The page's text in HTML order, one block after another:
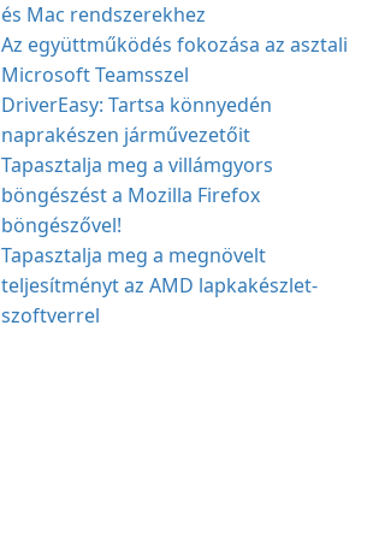
és Mac rendszerekhez
Az együttműködés fokozása az asztali
Microsoft Teamsszel
DriverEasy: Tartsa könnyedén
naprakészen járművezetőit
Tapasztalja meg a villámgyors
böngészést a Mozilla Firefox
böngészővel!
Tapasztalja meg a megnövelt
teljesítményt az AMD lapkakészlet-
szoftverrel